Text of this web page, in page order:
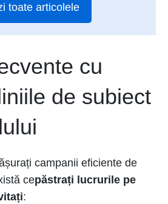
toate articolele
cu
de subiect
campanii eficiente de
cepăstrați lucrurile pe
: